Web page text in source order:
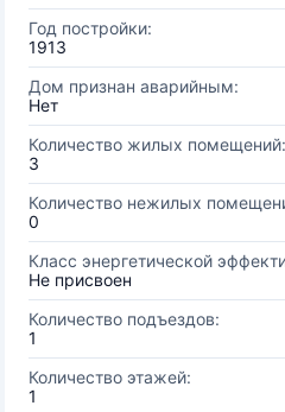
Год постройки:
1913
Дом признан аварийным:
Нет
Количество жилых помещений:
3
Количество нежилых
0
Класс энергетической
Не присвоен
Количество подъездов:
1
Количество этажей:
1